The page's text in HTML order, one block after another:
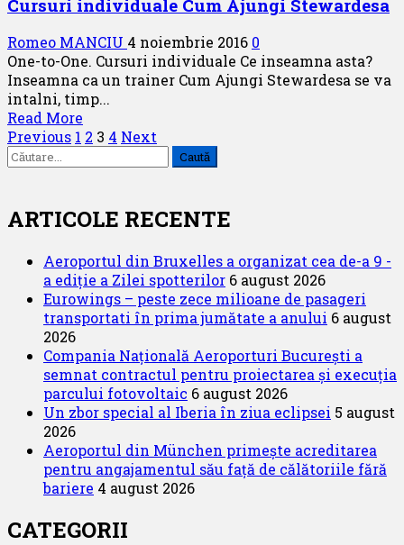
212A
ATJ
Cursuri individuale Cum Ajungi Stewardesa
Romeo MANCIU 4 noiembrie 2016 0
One-to-One. Cursuri individuale Ce inseamna asta?
Inseamna ca un trainer Cum Ajungi Stewardesa se va
intalni, timp...
Read More
more
Cursuri
Cum
Ajungi
Paginație
articole
Previous 1 2 3 4 Next
Caută
după:
ARTICOLE RECENTE
Aeroportul din Bruxelles a organizat cea de-a 9 -
a ediție a Zilei spotterilor 6 august 2026
Eurowings – peste zece milioane de pasageri
transportati în prima jumătate a anului 6 august
2026
Compania Națională Aeroporturi București a
semnat contractul pentru proiectarea și execuția
parcului fotovoltaic 6 august 2026
Un zbor special al Iberia în ziua eclipsei 5 august
2026
Aeroportul din München primește acreditarea
pentru angajamentul său față de călătoriile fără
bariere 4 august 2026
CATEGORII